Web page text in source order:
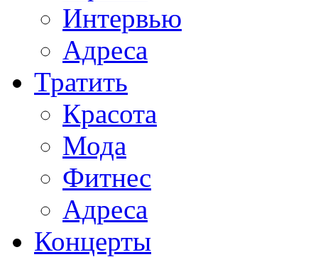
Интервью
Адреса
Тратить
Красота
Мода
Фитнес
Адреса
Концерты